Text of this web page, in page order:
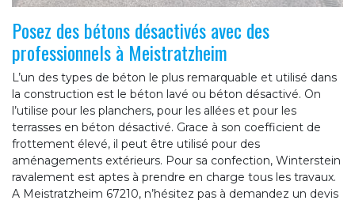
Posez des bétons désactivés avec des
professionnels à Meistratzheim
L’un des types de béton le plus remarquable et utilisé dans
la construction est le béton lavé ou béton désactivé. On
l’utilise pour les planchers, pour les allées et pour les
terrasses en béton désactivé. Grace à son coefficient de
frottement élevé, il peut être utilisé pour des
aménagements extérieurs. Pour sa confection, Winterstein
ravalement est aptes à prendre en charge tous les travaux.
A Meistratzheim 67210, n’hésitez pas à demandez un devis